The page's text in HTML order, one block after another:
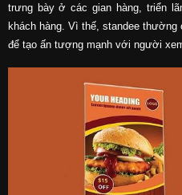
trưng bày ở các gian hàng, triển
khách hàng. Vì thế, standee
để tạo ấn tượng mạnh với người